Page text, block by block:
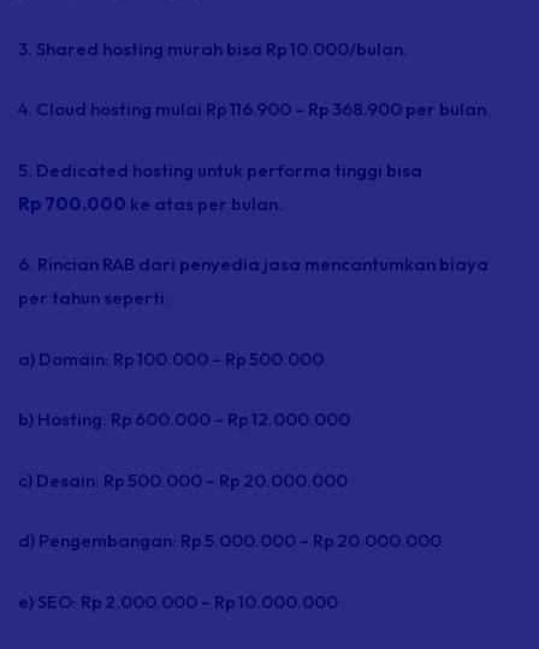
3. Shared hosting murah bisa Rp 10.000/bulan.
4. Cloud hosting mulai Rp 116.900 – Rp 368.900 per bulan.
5. Dedicated hosting untuk performa tinggi bisa
Rp 700.000 ke atas per bulan.
6. Rincian RAB dari penyedia jasa mencantumkan biaya
per tahun seperti:
a) Domain: Rp 100.000 – Rp 500.000
b) Hosting: Rp 600.000 – Rp 12.000.000
c) Desain: Rp 500.000 – Rp 20.000.000
d) Pengembangan: Rp 5.000.000 – Rp 20.000.000
e) SEO: Rp 2.000.000 – Rp 10.000.000